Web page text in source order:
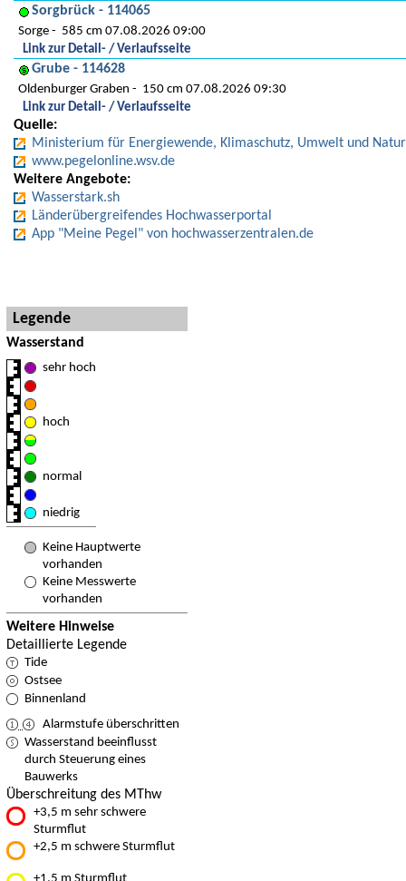
Sorgbrück - 114065
Sorge
585 cm 07.08.2026 09:00
Link zur Detail- / Verlaufsseite
Grube - 114628
Oldenburger Graben
150 cm 07.08.2026 09:30
Link zur Detail- / Verlaufsseite
Quelle:
Ministerium für Energiewende, Klimaschutz, Umwelt und Natur
www.pegelonline.wsv.de
Weitere Angebote:
Wasserstark.sh
Länderübergreifendes Hochwasserportal
App "Meine Pegel" von hochwasserzentralen.de
Legende
Wasserstand
sehr hoch
hoch
normal
niedrig
Keine Hauptwerte
vorhanden
Keine Messwerte
vorhanden
Weitere Hinweise
Detaillierte Legende
Tide
Ostsee
Binnenland
Alarmstufe überschritten
Wasserstand beeinflusst
durch Steuerung eines
Bauwerks
Überschreitung des MThw
+3,5 m sehr schwere
Sturmflut
+2,5 m schwere Sturmflut